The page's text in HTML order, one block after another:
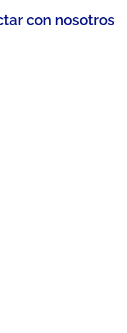
con nosotros